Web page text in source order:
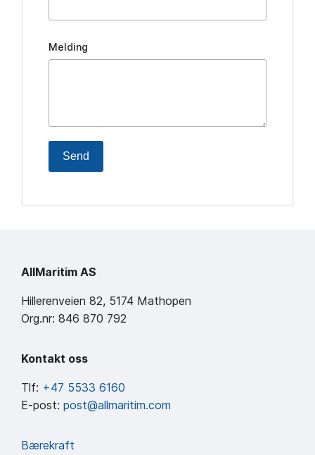
Melding
Send
AllMaritim AS
Hillerenveien 82, 5174 Mathopen
Org.nr: 846 870 792
Kontakt oss
Tlf: +47 5533 6160
E-post: post@allmaritim.com
Bærekraft